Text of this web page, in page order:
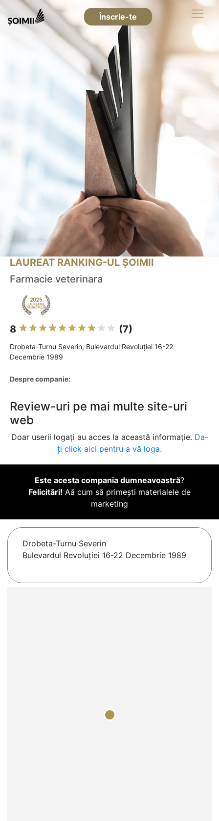
Înscrie-te
LAUREAT RANKING-UL ȘOIMII
Farmacie veterinara
8 (7)
Drobeta-Turnu Severin, Bulevardul Revoluției 16-22
Decembrie 1989
Despre companie:
Review-uri pe mai multe site-uri
web
Doar userii logați au acces la această informație. Da-
ți click aici pentru a vă loga.
Este acesta compania dumneavoastră?
Felicitări! Aă cum să primești materialele de
marketing
Drobeta-Turnu Severin
Bulevardul Revoluției 16-22 Decembrie 1989